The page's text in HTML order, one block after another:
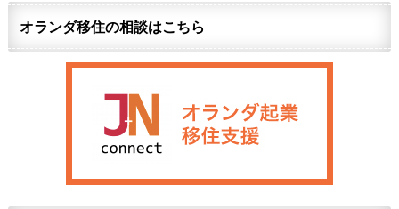
オランダ移住の相談はこちら